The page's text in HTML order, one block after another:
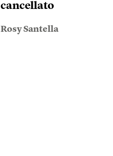
cancellato
Rosy Santella